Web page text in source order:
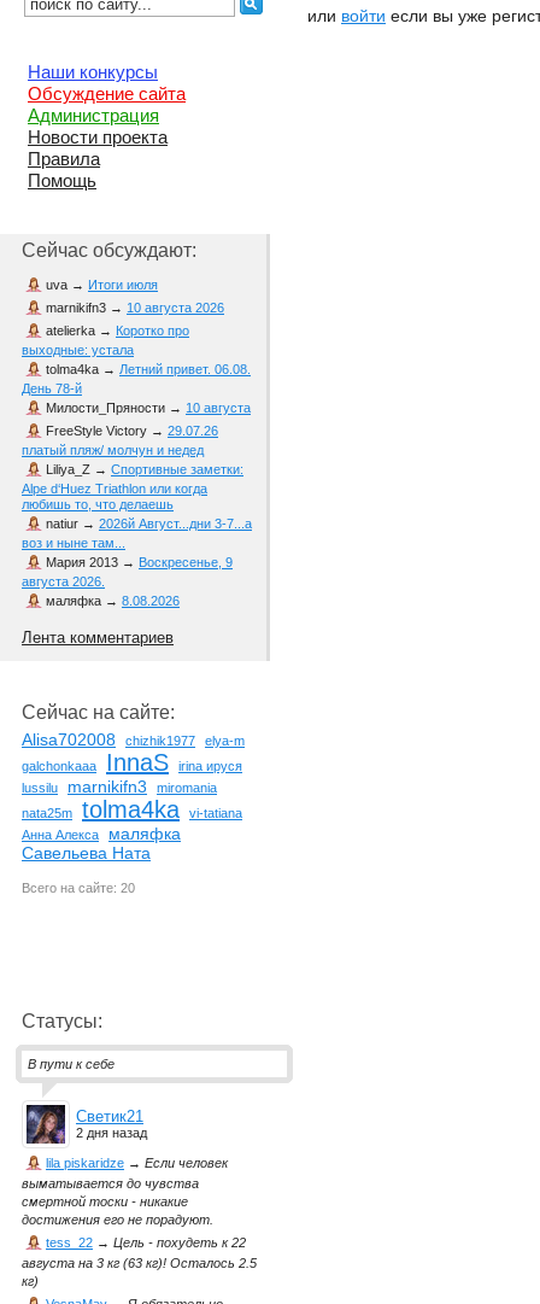
или войти если вы уже
Наши конкурсы
Обсуждение сайта
Администрация
Новости проекта
Правила
Помощь
Сейчас обсуждают:
uva → Итоги июля
marnikifn3 → 10 августа 2026
atelierka → Коротко про
выходные: устала
tolma4ka → Летний привет. 06.08.
День 78-й
Милости_Пряности → 10 августа
FreeStyle Victory → 29.07.26
платый пляж/ молчун и недед
Liliya_Z → Спортивные заметки:
Alpe d‘Huez Triathlon или когда
любишь то, что делаешь
natiur → 2026й Август...дни 3-7...а
воз и ныне там...
Мария 2013 → Воскресенье, 9
августа 2026.
маляфка → 8.08.2026
Лента комментариев
Сейчас на сайте:
Alisa702008 chizhik1977
elya-m
galchonkaaa
InnaS
irina ируся
lussilu
marnikifn3
miromania
nata25m
tolma4ka
vi-tatiana
Анна Алекса
маляфка
Савельева Ната
Всего на сайте: 20
Статусы:
В пути к себе
Светик21
2 дня назад
lila piskaridze → Если человек
выматывается до чувства
смертной тоски - никакие
достижения его не порадуют.
tess_22 → Цель - похудеть к 22
августа на 3 кг (63 кг)! Осталось 2.5
кг)